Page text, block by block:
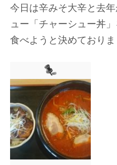
今日は辛みそ大辛と去
ュー「チャーシュー丼」
食べようと決めておりま